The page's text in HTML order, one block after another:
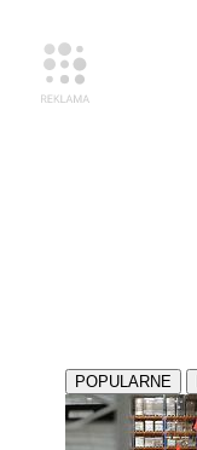
POPULARNE